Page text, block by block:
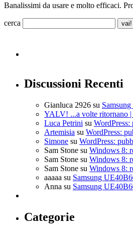
Banalissimi da usare e molto efficaci.
cerca
Discussioni Recenti
Gianluca 2926 su
YALV! ...a volte ritornano
Luca Petrini su WordPress:
Artemisia su WordPress:
Simone su WordPress:
Sam Stone su Windows 8:
Sam Stone su Windows 8:
Sam Stone su Windows 8:
aaaaa su Samsung
Anna su Samsung
Categorie